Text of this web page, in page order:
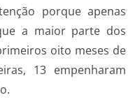
porque apenas
a maior parte dos
oito meses de
13 empenharam